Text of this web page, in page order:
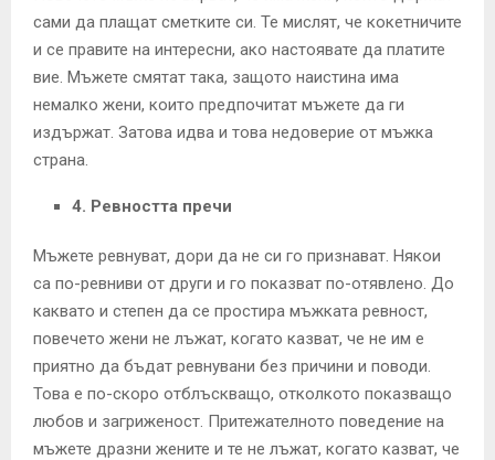
сами да плащат сметките си. Те мислят, че кокетничите
и се правите на интересни, ако настоявате да платите
вие. Мъжете смятат така, защото наистина има
немалко жени, които предпочитат мъжете да ги
издържат. Затова идва и това недоверие от мъжка
страна.
4. Ревността пречи
Мъжете ревнуват, дори да не си го признават. Някои
са по-ревниви от други и го показват по-отявлено. До
каквато и степен да се простира мъжката ревност,
повечето жени не лъжат, когато казват, че не им е
приятно да бъдат ревнувани без причини и поводи.
Това е по-скоро отблъскващо, отколкото показващо
любов и загриженост. Притежателното поведение на
мъжете дразни жените и те не лъжат, когато казват, че